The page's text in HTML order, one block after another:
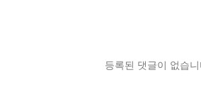
등록된 댓글이 없습